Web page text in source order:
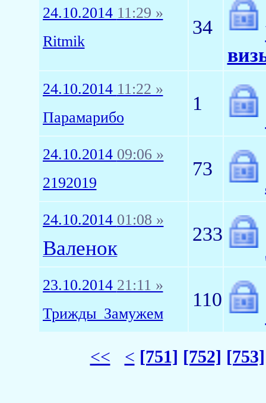
24.10.2014 11:29 »
Ritmik
34
24.10.2014 11:22 »
Парамарибо
1
24.10.2014 09:06 »
2192019
73
24.10.2014 01:08 »
Валенок
233
23.10.2014 21:11 »
Трижды_Замужем
110
<< < [751] [752] [753]